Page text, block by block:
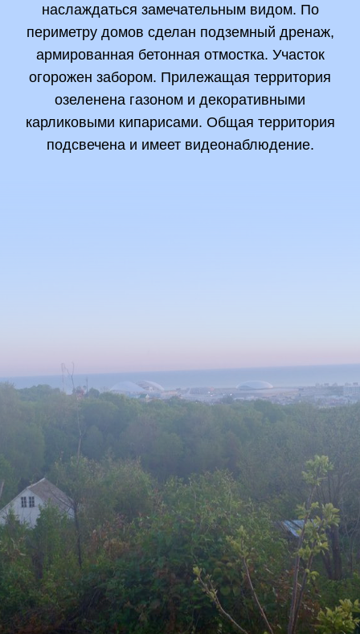
наслаждаться замечательным видом. По
периметру домов сделан подземный дренаж,
армированная бетонная отмостка. Участок
огорожен забором. Прилежащая территория
озеленена газоном и декоративными
карликовыми кипарисами. Общая территория
подсвечена и имеет видеонаблюдение.